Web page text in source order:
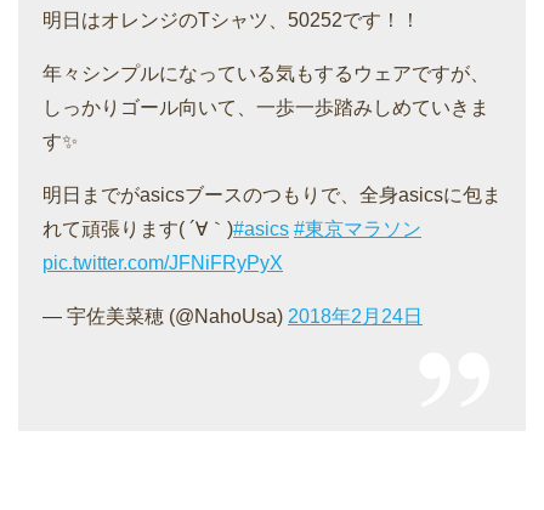
明日はオレンジのTシャツ、50252です！！
年々シンプルになっている気もするウェアですが、
しっかりゴール向いて、一歩一歩踏みしめていきま
す✨
明日までがasicsブースのつもりで、全身asicsに包ま
れて頑張ります( ´∀｀)#asics #東京マラソン
pic.twitter.com/JFNiFRyPyX
— 宇佐美菜穂 (@NahoUsa) 2018年2月24日